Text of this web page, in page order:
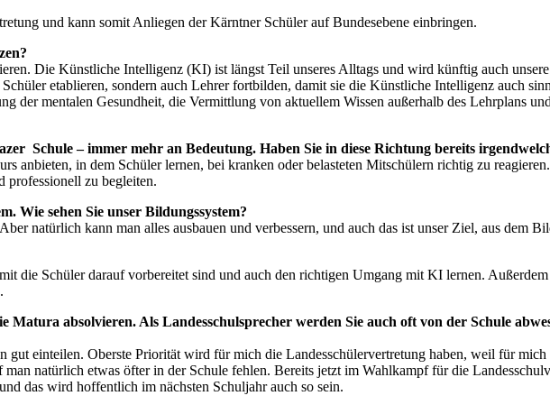
und kann somit Anliegen der Kärntner Schüler auf Bundesebene einbringen.
Die Künstliche Intelligenz (KI) ist längst Teil unseres Alltags und wird künftig auch
etablieren, sondern auch Lehrer fortbilden, damit sie die Künstliche Intelligenz auch
der mentalen Gesundheit, die Vermittlung von aktuellem Wissen außerhalb des Lehrplans
Schule – immer mehr an Bedeutung. Haben Sie in diese Richtung bereits
anbieten, in dem Schüler lernen, bei kranken oder belasteten Mitschülern richtig zu
professionell zu begleiten.
Wie sehen Sie unser Bildungssystem?
natürlich kann man alles ausbauen und verbessern, und auch das ist unser Ziel, aus dem
die Schüler darauf vorbereitet sind und auch den richtigen Umgang mit KI lernen.
Matura absolvieren. Als Landesschulsprecher werden Sie auch oft von der Schule
gut einteilen. Oberste Priorität wird für mich die Landesschülervertretung haben, weil für
natürlich etwas öfter in der Schule fehlen. Bereits jetzt im Wahlkampf für die
das wird hoffentlich im nächsten Schuljahr auch so sein.